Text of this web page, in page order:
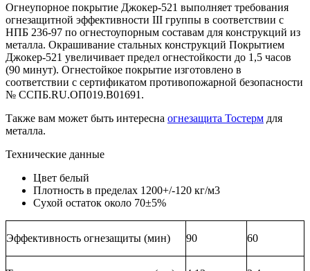
Огнеупорное покрытие Джокер-521 выполняет требования
огнезащитной эффективности III группы в соответствии с
НПБ 236-97 по огнестоупорным составам для конструкций из
металла. Окрашивание стальных конструкций Покрытием
Джокер-521 увеличивает предел огнестойкости до 1,5 часов
(90 минут). Огнестойкое покрытие изготовлено в
соответствии с сертификатом противопожарной безопасности
№ ССПБ.RU.ОП019.В01691.
Также вам может быть интересна огнезащита Тостерм для
металла.
Технические данные
Цвет белый
Плотность в пределах 1200+/-120 кг/м3
Сухой остаток около 70±5%
Эффективность огнезащиты (мин) 90 60